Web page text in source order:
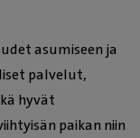
asumiseen ja
palvelut,
hyvät
paikan niin